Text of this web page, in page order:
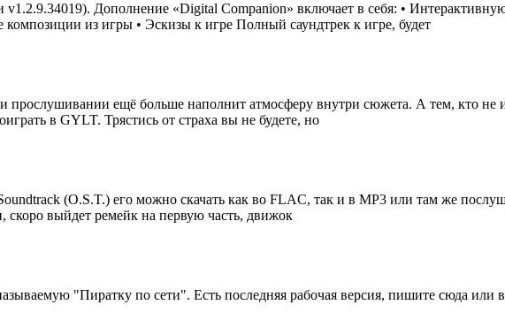
Дополнение «Digital Companion» включает в себя: •
из игры • Эскизы к игре Полный саундтрек к игре, будет
ещё больше наполнит атмосферу внутри сюжета. А тем, кто не
в GYLT. Трястись от страха вы не будете, но
(O.S.T.) его можно скачать как во FLAC, так и в MP3 или там же
выйдет ремейк на первую часть, движок
"Пиратку по сети". Есть последняя рабочая версия, пишите сюда или